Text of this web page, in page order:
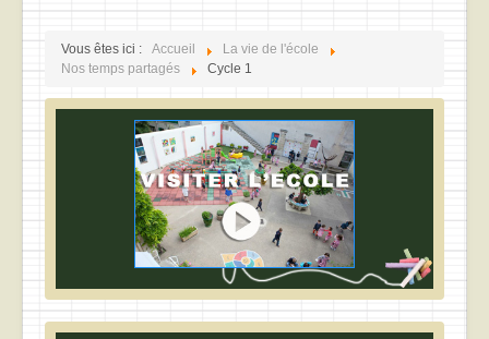
Vous êtes ici : Accueil
La vie de l'école
Nos temps partagés
Cycle 1